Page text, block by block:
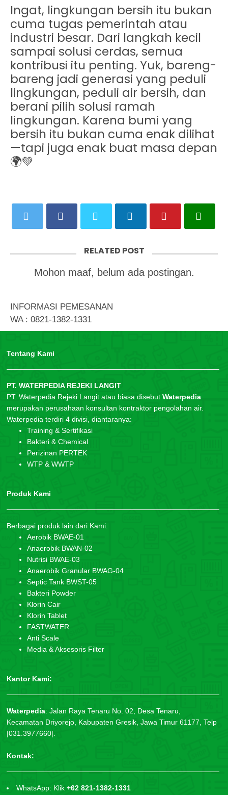
Ingat, lingkungan bersih itu bukan
cuma tugas pemerintah atau
industri besar. Dari langkah kecil
sampai solusi cerdas, semua
kontribusi itu penting. Yuk, bareng-
bareng jadi generasi yang peduli
lingkungan, peduli air bersih, dan
berani pilih solusi ramah
lingkungan. Karena bumi yang
bersih itu bukan cuma enak dilihat
—tapi juga enak buat masa depan
🌍💚
RELATED POST
Mohon maaf, belum ada postingan.
INFORMASI PEMESANAN
WA : 0821-1382-1331
Tentang Kami
PT. WATERPEDIA REJEKI LANGIT
PT. Waterpedia Rejeki Langit atau biasa disebut Waterpedia
merupakan perusahaan konsultan kontraktor pengolahan air.
Waterpedia terdiri 4 divisi, diantaranya:
Training & Sertifikasi
Bakteri & Chemical
Perizinan PERTEK
WTP & WWTP
Produk Kami
Berbagai produk lain dari Kami:
Aerobik BWAE-01
Anaerobik BWAN-02
Nutrisi BWAE-03
Anaerobik Granular BWAG-04
Septic Tank BWST-05
Bakteri Powder
Klorin Cair
Klorin Tablet
FASTWATER
Anti Scale
Media & Aksesoris Filter
Kantor Kami:
Waterpedia: Jalan Raya Tenaru No. 02, Desa Tenaru,
Kecamatan Driyorejo, Kabupaten Gresik, Jawa Timur 61177, Telp
|031.3977660|.
Kontak:
WhatsApp: Klik +62 821-1382-1331